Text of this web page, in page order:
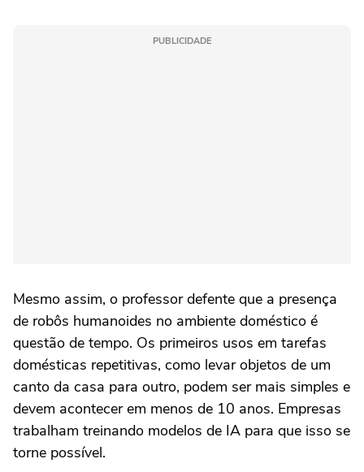
PUBLICIDADE
Mesmo assim, o professor defente que a presença
de robôs humanoides no ambiente doméstico é
questão de tempo. Os primeiros usos em tarefas
domésticas repetitivas, como levar objetos de um
canto da casa para outro, podem ser mais simples e
devem acontecer em menos de 10 anos. Empresas
trabalham treinando modelos de IA para que isso se
torne possível.